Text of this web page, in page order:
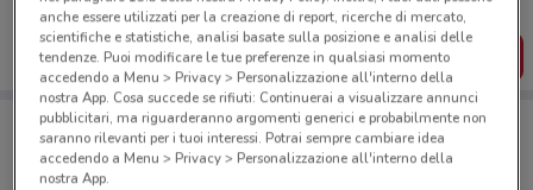
dal tuo cellulare.
SCARICA L’APP
Negozi di Novità a Scafati
anche essere utilizzati per la creazione di report, ricerche di mercato,
scientifiche e statistiche, analisi basate sulla posizione e analisi delle
tendenze. Puoi modificare le tue preferenze in qualsiasi momento
accedendo a Menu > Privacy > Personalizzazione all'interno della
nostra App. Cosa succede se rifiuti: Continuerai a visualizzare annunci
pubblicitari, ma riguarderanno argomenti generici e probabilmente non
saranno rilevanti per i tuoi interessi. Potrai sempre cambiare idea
accedendo a Menu > Privacy > Personalizzazione all'interno della
nostra App.